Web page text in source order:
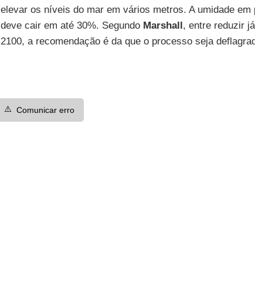
elevar os níveis do mar em vários metros. A umidade
deve cair em até 30%. Segundo Marshall, entre reduzir
2100, a recomendação é da que o processo seja
⚠️ Comunicar erro